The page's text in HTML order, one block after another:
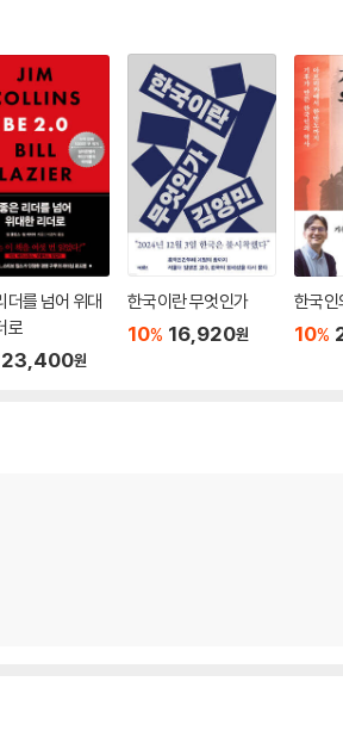
더를 넘어 위대
로
23,400원
한국이란 무엇인가
10% 16,920원
한국인
10%